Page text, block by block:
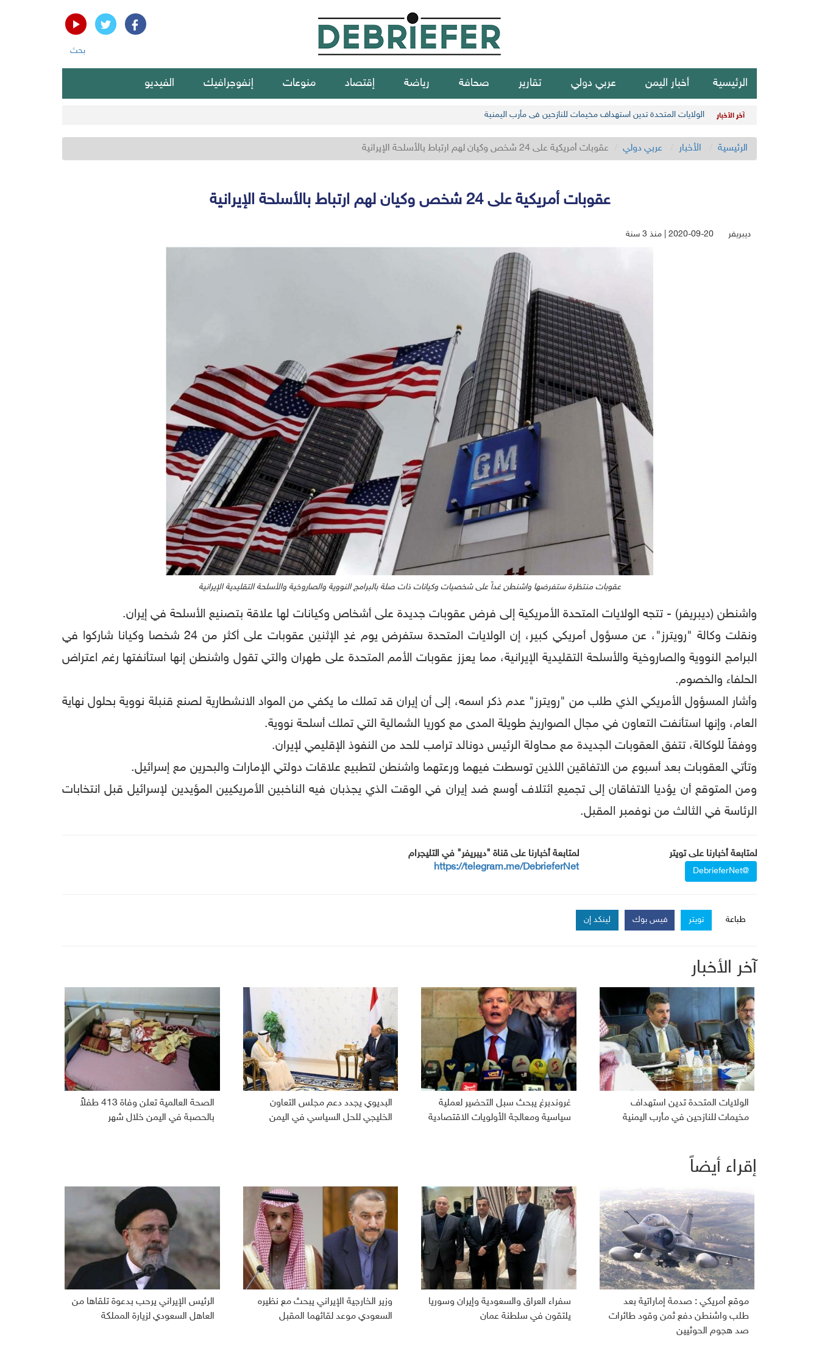
بحث
الرئيسية أخبار اليمن عربي دولي تقارير صحافة رياضة إقتصاد منوعات إنفوجرافيك الفيديو
آخر الأخبار الولايات المتحدة تدين استهداف مخيمات للنازحين في مأرب اليمنية
الرئيسية الأخبار عربي دولي عقوبات أمريكية على 24 شخص وكيان لهم ارتباط بالأسلحة الإيرانية
عقوبات أمريكية على 24 شخص وكيان لهم ارتباط بالأسلحة الإيرانية
ديبريفر 2020-09-20 | منذ 3 سنة
عقوبات منتظرة ستفرضها واشنطن غداً على شخصيات وكيانات ذات صلة بالبرامج النووية والصاروخية والأسلحة التقليدية الإيرانية
واشنطن (ديبريفر) - تتجه الولايات المتحدة الأمريكية إلى فرض عقوبات جديدة على أشخاص وكيانات لها علاقة بتصنيع الأسلحة في إيران.
ونقلت وكالة "رويترز"، عن مسؤول أمريكي كبير، إن الولايات المتحدة ستفرض يوم غدٍ الإثنين عقوبات على أكثر من 24 شخصا وكيانا شاركوا في
البرامج النووية والصاروخية والأسلحة التقليدية الإيرانية، مما يعزز عقوبات الأمم المتحدة على طهران والتي تقول واشنطن إنها استأنفتها رغم اعتراض
الحلفاء والخصوم.
وأشار المسؤول الأمريكي الذي طلب من "رويترز" عدم ذكر اسمه، إلى أن إيران قد تملك ما يكفي من المواد الانشطارية لصنع قنبلة نووية بحلول نهاية
العام، وإنها استأنفت التعاون في مجال الصواريخ طويلة المدى مع كوريا الشمالية التي تملك أسلحة نووية.
ووفقاً للوكالة، تتفق العقوبات الجديدة مع محاولة الرئيس دونالد ترامب للحد من النفوذ الإقليمي لإيران.
وتأتي العقوبات بعد أسبوع من الاتفاقين اللذين توسطت فيهما ورعتهما واشنطن لتطبيع علاقات دولتي الإمارات والبحرين مع إسرائيل.
ومن المتوقع أن يؤديا الاتفاقان إلى تجميع ائتلاف أوسع ضد إيران في الوقت الذي يجذبان فيه الناخبين الأمريكيين المؤيدين لإسرائيل قبل انتخابات
الرئاسة في الثالث من نوفمبر المقبل.
لمتابعة أخبارنا على تويتر
@DebrieferNet
لمتابعة أخبارنا على قناة "ديبريفر" في التليجرام
https://telegram.me/DebrieferNet
طباعة تويتر فيس بوك لينكد إن
آخر الأخبار
الولايات المتحدة تدين استهداف
مخيمات للنازحين في مأرب اليمنية
غروندبرغ يبحث سبل التحضير لعملية
سياسية ومعالجة الأولويات الاقتصادية
البديوي يجدد دعم مجلس التعاون
الخليجي للحل السياسي في اليمن
الصحة العالمية تعلن وفاة 413 طفلاً
بالحصبة في اليمن خلال شهر
إقراء أيضاً
موقع أمريكي : صدمة إماراتية بعد
طلب واشنطن دفع ثمن وقود طائرات
صد هجوم الحوثيين
سفراء العراق والسعودية وإيران وسوريا
يلتقون في سلطنة عمان
وزير الخارجية الإيراني يبحث مع نظيره
السعودي موعد لقائهما المقبل
الرئيس الإيراني يرحب بدعوة تلقاها من
العاهل السعودي لزيارة المملكة